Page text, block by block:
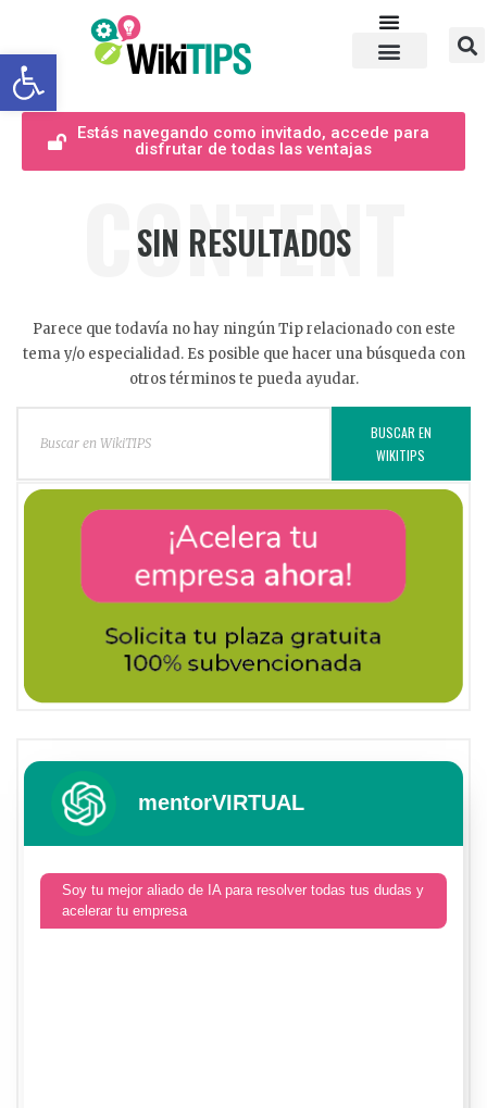
Abrir barra de herramientas
Estás navegando como invitado, accede para
disfrutar de todas las ventajas
CONTENT
SIN RESULTADOS
Parece que todavía no hay ningún Tip relacionado con este
tema y/o especialidad. Es posible que hacer una búsqueda con
otros términos te pueda ayudar.
BUSCAR EN
WIKITIPS
mentorVIRTUAL
Soy tu mejor aliado de IA para resolver todas tus dudas y
acelerar tu empresa